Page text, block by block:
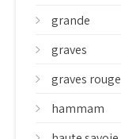
grande
graves
graves rouge
hammam